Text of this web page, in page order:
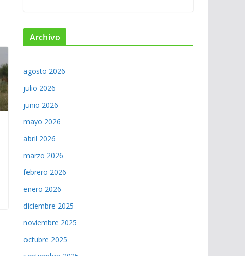
Archivo
agosto 2026
julio 2026
junio 2026
mayo 2026
abril 2026
marzo 2026
febrero 2026
enero 2026
diciembre 2025
noviembre 2025
octubre 2025